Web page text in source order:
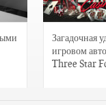
Загадочная
игровом
Three Star